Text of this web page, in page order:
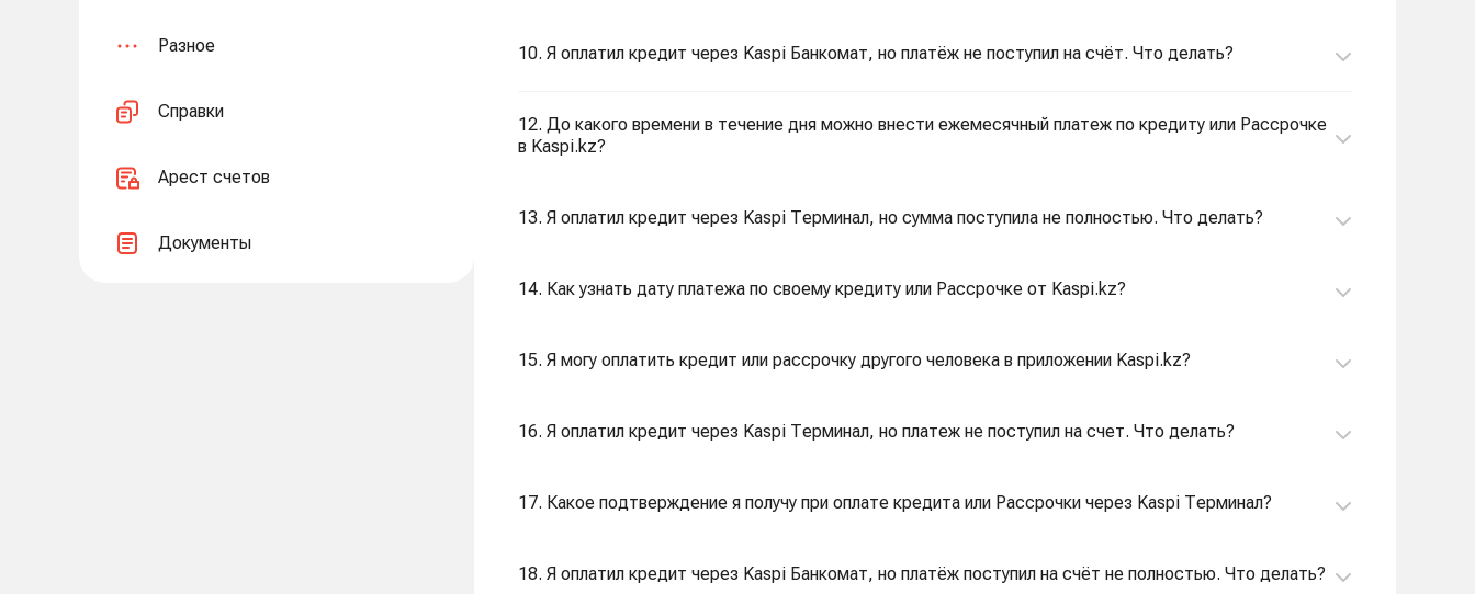
Разное
Справки
Арест счетов
Документы
10. Я оплатил кредит через Kaspi Банкомат, но платёж не поступил на счёт. Что делать?
12. До какого времени в течение дня можно внести ежемесячный платеж по кредиту или Рассрочке
в Kaspi.kz?
13. Я оплатил кредит через Kaspi Терминал, но сумма поступила не полностью. Что делать?
14. Как узнать дату платежа по своему кредиту или Раcсрочке от Kaspi.kz?
15. Я могу оплатить кредит или рассрочку другого человека в приложении Kaspi.kz?
16. Я оплатил кредит через Kaspi Терминал, но платеж не поступил на счет. Что делать?
17. Какое подтверждение я получу при оплате кредита или Рассрочки через Kaspi Терминал?
18. Я оплатил кредит через Kaspi Банкомат, но платёж поступил на счёт не полностью. Что делать?